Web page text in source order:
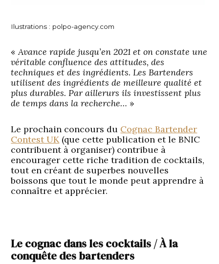
Ilustrations : polpo-agency.com
«Avance rapide jusqu’en 2021 et on constate une
véritable confluence des attitudes, des
techniques et des ingrédients. Les Bartenders
utilisent des ingrédients de meilleure qualité et
plus durables. Par aillerurs ils investissent plus
de temps dans la recherche… »
Le prochain concours du Cognac Bartender
Contest UK(que cette publication et le BNIC
contribuent à organiser) contribue à
encourager cette riche tradition de cocktails,
tout en créant de superbes nouvelles
boissons que tout le monde peut apprendre à
connaître et apprécier.
Le cognac dans les cocktails / À la
conquête des bartenders